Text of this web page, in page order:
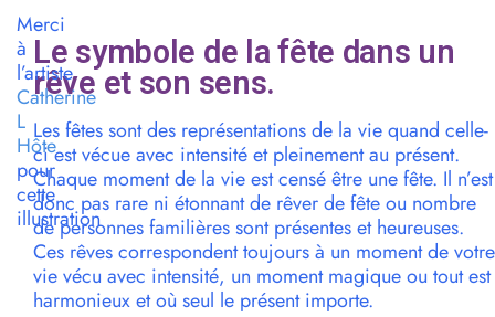
Le symbole de la fête dans un
rêve et son sens.
Les fêtes sont des représentations de la vie quand celle-
ci est vécue avec intensité et pleinement au présent.
Chaque moment de la vie est censé être une fête. Il n’est
donc pas rare ni étonnant de rêver de fête ou nombre
de personnes familières sont présentes et heureuses.
Ces rêves correspondent toujours à un moment de votre
vie vécu avec intensité, un moment magique ou tout est
harmonieux et où seul le présent importe.
Merci
à
l’artiste
Catherine
L
Hôte
pour
cette
illustration